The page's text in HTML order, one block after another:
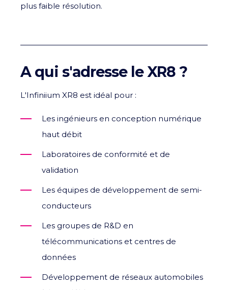
plus faible résolution.
A qui s'adresse le XR8 ?
L'Infiniium XR8 est idéal pour :
Les ingénieurs en conception numérique
haut débit
Laboratoires de conformité et de
validation
Les équipes de développement de semi-
conducteurs
Les groupes de R&D en
télécommunications et centres de
données
Développement de réseaux automobiles